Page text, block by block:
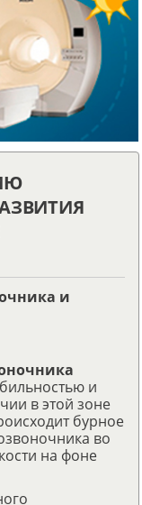
и
и
в этой зоне
бурное
во
на фоне